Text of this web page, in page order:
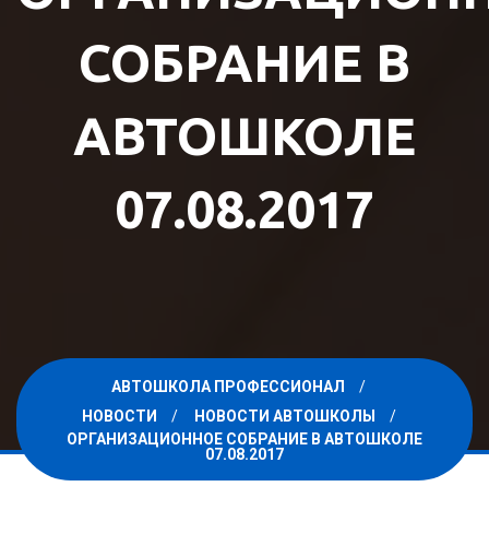
СОБРАНИЕ В
АВТОШКОЛЕ
07.08.2017
АВТОШКОЛА ПРОФЕССИОНАЛ
НОВОСТИ
НОВОСТИ АВТОШКОЛЫ
ОРГАНИЗАЦИОННОЕ СОБРАНИЕ В АВТОШКОЛЕ
07.08.2017